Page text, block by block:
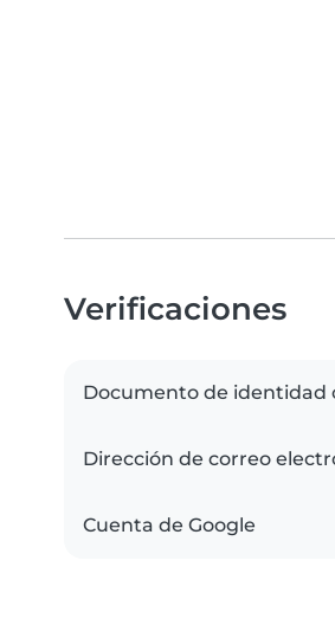
Verificaciones
Documento de identidad
Dirección de correo
Cuenta de Google